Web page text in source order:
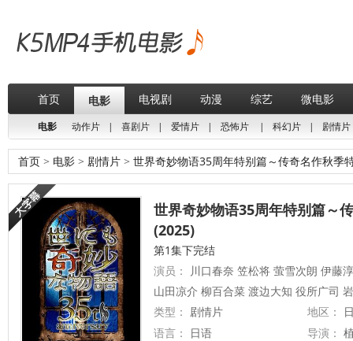
首页 电影 电视剧 动漫 综艺 微电影
电影 动作片 | 喜剧片 | 爱情片 | 恐怖片 | 科幻片 | 剧情片
首页 > 电影 > 剧情片 > 世界奇妙物语35周年特别篇～传奇名作秋季
世界奇妙物语35周年特别篇～
(2025)
第1集下完结
演员：
川口春奈 笠松将 萤雪次朗 伊藤
山田凉介 柳百合菜 渡边大知 役所广司
类型： 剧情片 地区：
语言：
日语 导演：